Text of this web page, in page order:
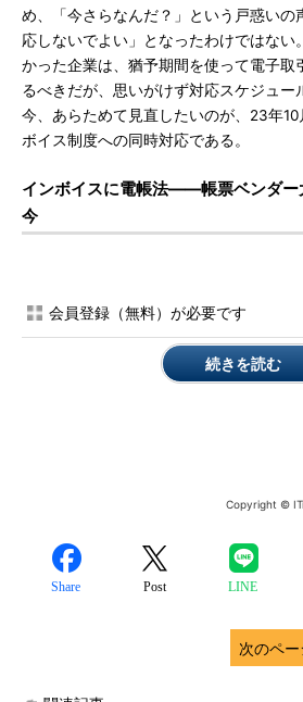
め、「今さらなんだ？」という戸惑いの
応しないでよい」となったわけではない
かった企業は、猶予期間を使って電子取
るべきだが、思いがけず対応スケジュー
今、あらためて見直したいのが、23年
ボイス制度への同時対応である。
インボイスに電帳法――帳票ベンダー
今
会員登録（無料）が必要です
続きを読む
Copyright ©
Share Post LINE
次のペ